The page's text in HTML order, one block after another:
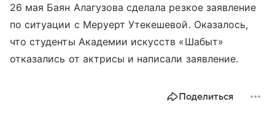
26 мая Баян Алагузова сделала резкое заявление
по ситуации с Меруерт Утекешевой. Оказалось,
что студенты Академии искусств «Шабыт»
отказались от актрисы и написали заявление.
Поделиться